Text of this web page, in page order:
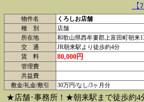
【
物件名
くろしお店舗
種 別
店舗
所在地
和歌山県西牟婁郡上富田町朝
交 通
JR朝来駅より徒歩約4分
賃 料
80,000円
管理費
共益費
敷金/礼金/敷引
30万円/なし/3ヶ月分
★店舗･事務所！★朝来駅まで徒歩約4